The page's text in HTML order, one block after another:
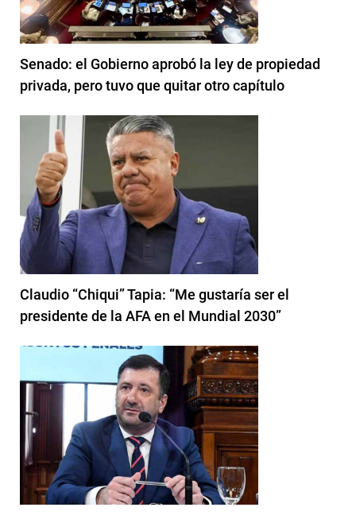
Senado: el Gobierno aprobó la ley de propiedad
privada, pero tuvo que quitar otro capítulo
Claudio “Chiqui” Tapia: “Me gustaría ser el
presidente de la AFA en el Mundial 2030”